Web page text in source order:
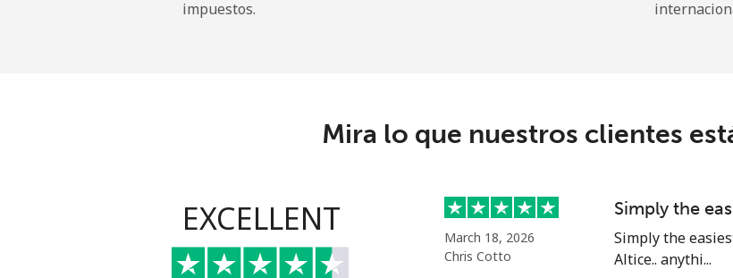
¿Olvidaste tu
impuestos.
Mira lo que nuestros clientes
EXCELLENT
March 18, 2026
Chris Cotto
Simply the
Simply the
Altice.. anythi...